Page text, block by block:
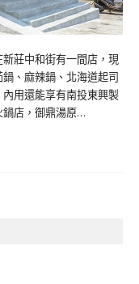
莊中和街有一間店，現
、麻辣鍋、北海道起司
用還能享有南投東興製
鍋店，御鼎湯原…